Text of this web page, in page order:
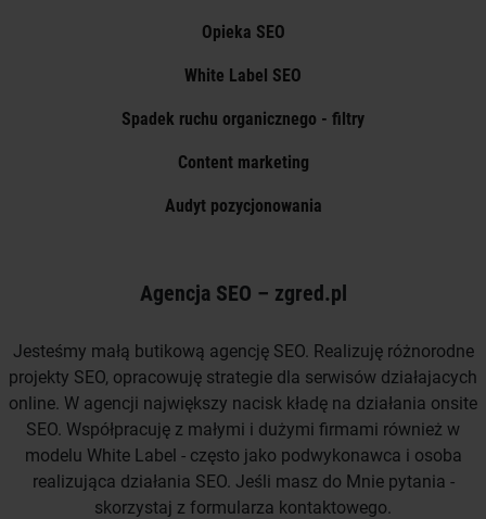
Opieka SEO
White Label SEO
Spadek ruchu organicznego - filtry
Content marketing
Audyt pozycjonowania
Agencja SEO – zgred.pl
Jesteśmy małą butikową agencję SEO. Realizuję różnorodne
projekty SEO, opracowuję strategie dla serwisów działajacych
online. W agencji największy nacisk kładę na działania onsite
SEO. Współpracuję z małymi i dużymi firmami również w
modelu White Label - często jako podwykonawca i osoba
realizująca działania SEO. Jeśli masz do Mnie pytania -
skorzystaj z formularza kontaktowego.